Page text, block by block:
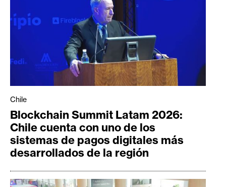
Chile
Blockchain Summit Latam 2026:
Chile cuenta con uno de los
sistemas de pagos digitales más
desarrollados de la región